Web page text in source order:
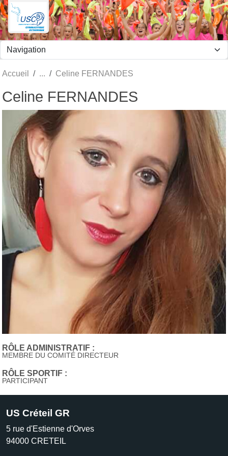
Accueil Celine FERNANDES
Celine FERNANDES
RÔLE ADMINISTRATIF :
MEMBRE DU COMITÉ DIRECTEUR
RÔLE SPORTIF :
PARTICIPANT
US Créteil GR
5 rue d'Estienne d'Orves
94000 CRETEIL
Panneau de gestion des cookies